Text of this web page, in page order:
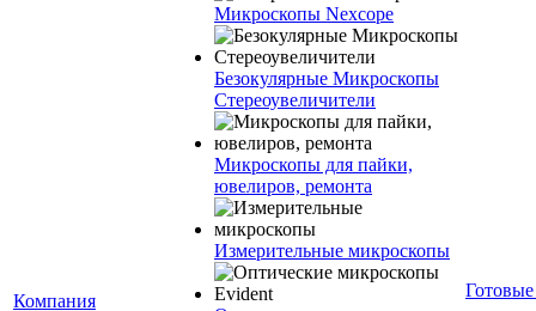
Компания
Микроскопы Nexcope
Безокулярные Микроскопы
Стереоувеличители
Микроскопы для пайки,
ювелиров, ремонта
Измерительные микроскопы